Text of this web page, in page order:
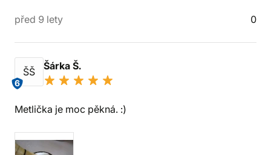
před 9 lety 0
ŠŠ
6
Šárka Š.
Metlička je moc pěkná. :)